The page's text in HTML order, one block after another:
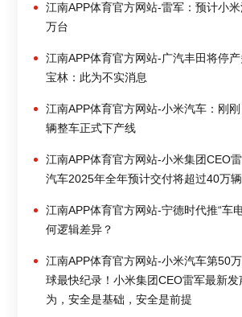
江南APP体育官方网站-雷军：预计小
万台
江南APP体育官方网站-广汽丰田将停
宝林：此为不实消息
江南APP体育官方网站-小米汽车：刚
辆整车正式下产线
江南APP体育官方网站-小米集团CEO
汽车2025年全年预计交付将超过40万辆
江南APP体育官方网站-宁德时代推“车
何逻辑差异？
江南APP体育官方网站-小米汽车第50
球最快纪录！小米集团CEO雷军最新发
为，安全是基础，安全是前提